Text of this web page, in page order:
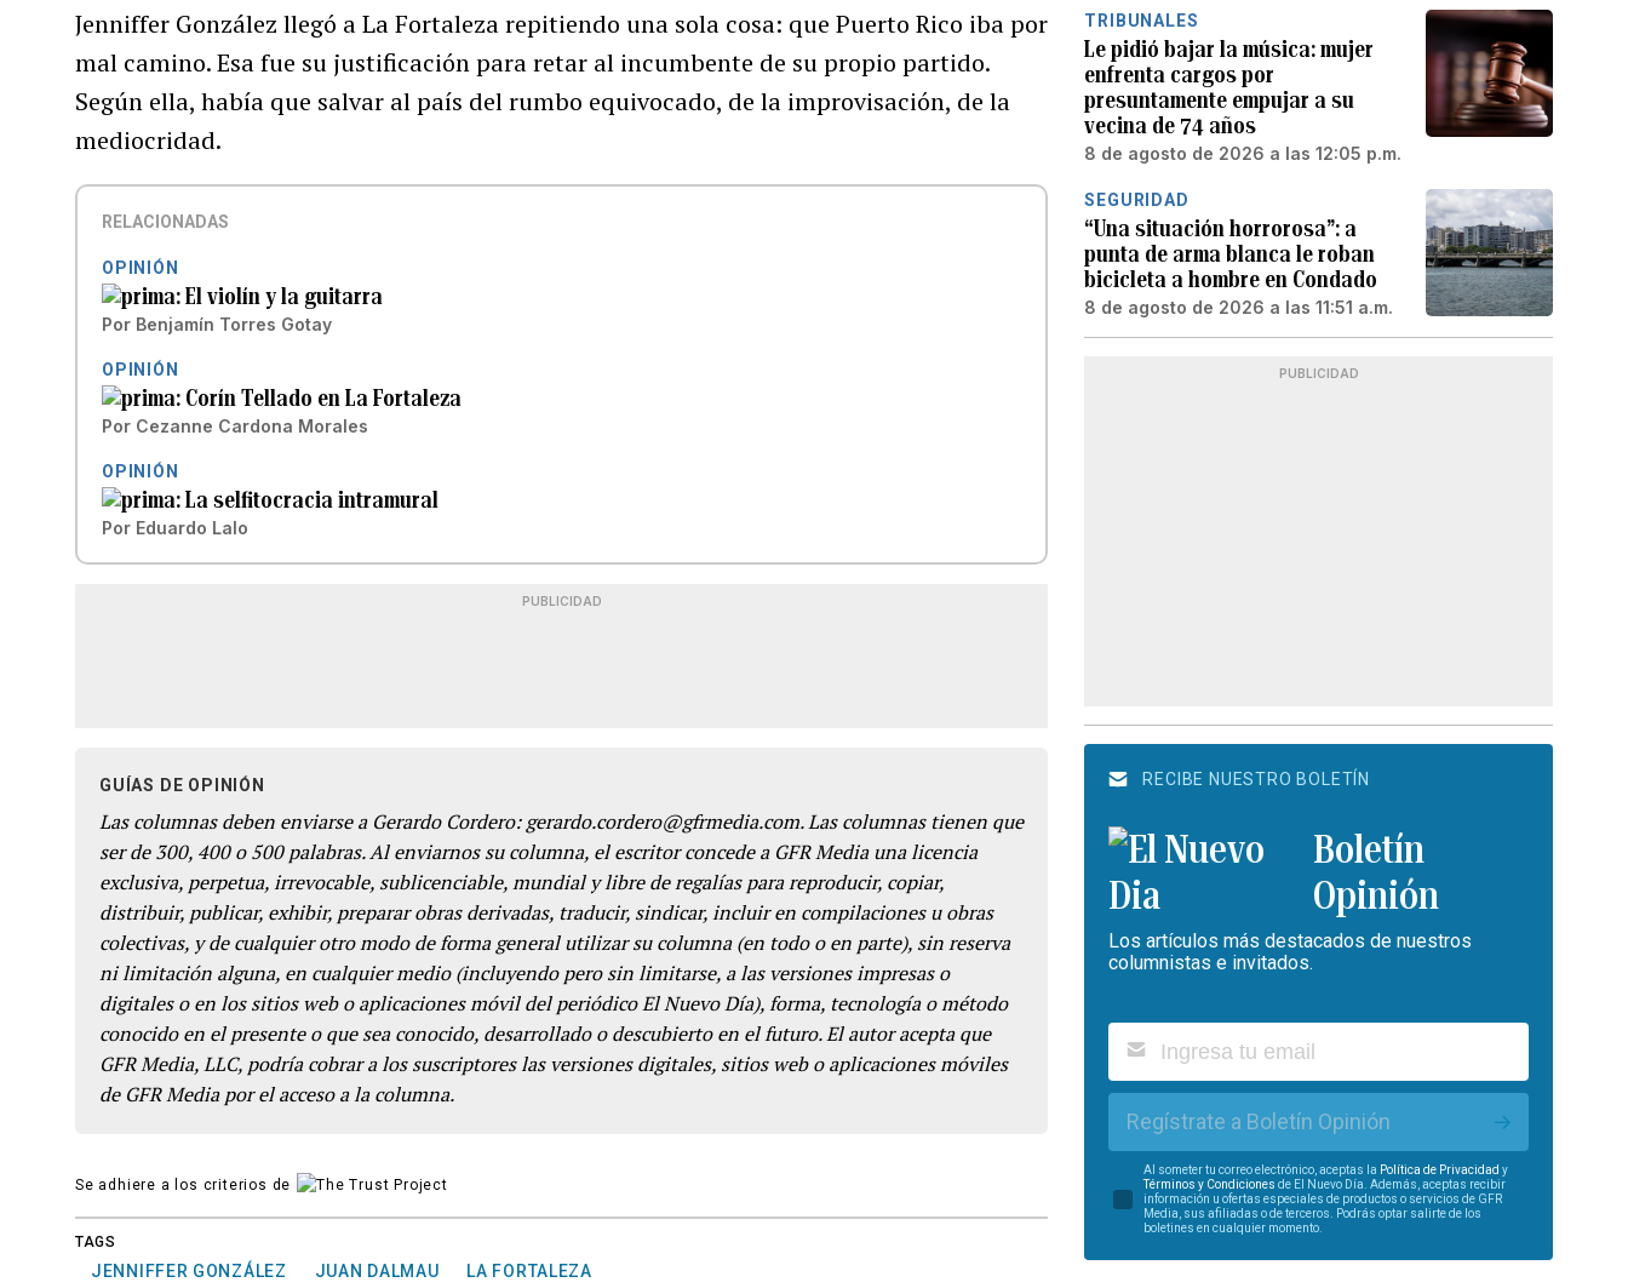
Jenniffer González llegó a La Fortaleza repitiendo una sola cosa: que Puerto Rico iba por
mal camino. Esa fue su justificación para retar al incumbente de su propio partido.
Según ella, había que salvar al país del rumbo equivocado, de la improvisación, de la
mediocridad.
RELACIONADAS
OPINIÓN
El violín y la guitarra
Por Benjamín Torres Gotay
OPINIÓN
Corín Tellado en La Fortaleza
Por Cezanne Cardona Morales
OPINIÓN
La selfitocracia intramural
Por Eduardo Lalo
PUBLICIDAD
GUÍAS DE OPINIÓN
Las columnas deben enviarse a Gerardo Cordero: gerardo.cordero@gfrmedia.com. Las columnas tienen que
ser de 300, 400 o 500 palabras. Al enviarnos su columna, el escritor concede a GFR Media una licencia
exclusiva, perpetua, irrevocable, sublicenciable, mundial y libre de regalías para reproducir, copiar,
distribuir, publicar, exhibir, preparar obras derivadas, traducir, sindicar, incluir en compilaciones u obras
colectivas, y de cualquier otro modo de forma general utilizar su columna (en todo o en parte), sin reserva
ni limitación alguna, en cualquier medio (incluyendo pero sin limitarse, a las versiones impresas o
digitales o en los sitios web o aplicaciones móvil del periódico El Nuevo Día), forma, tecnología o método
conocido en el presente o que sea conocido, desarrollado o descubierto en el futuro. El autor acepta que
GFR Media, LLC, podría cobrar a los suscriptores las versiones digitales, sitios web o aplicaciones móviles
de GFR Media por el acceso a la columna.
Se adhiere a los criterios de
TAGS
JENNIFFER GONZÁLEZ JUAN DALMAU LA FORTALEZA
TRIBUNALES
Le pidió bajar la música: mujer
enfrenta cargos por
presuntamente empujar a su
vecina de 74 años
8 de agosto de 2026 a las 12:05 p.m.
SEGURIDAD
“Una situación horrorosa”: a
punta de arma blanca le roban
bicicleta a hombre en Condado
8 de agosto de 2026 a las 11:51 a.m.
PUBLICIDAD
RECIBE NUESTRO BOLETÍN
Boletín
Opinión
Los artículos más destacados de nuestros
columnistas e invitados.
Regístrate a Boletín Opinión
Al someter tu correo electrónico, aceptas la Política de Privacidad y
Términos y Condiciones de El Nuevo Día. Además, aceptas recibir
información u ofertas especiales de productos o servicios de GFR
Media, sus afiliadas o de terceros. Podrás optar salirte de los
boletines en cualquier momento.